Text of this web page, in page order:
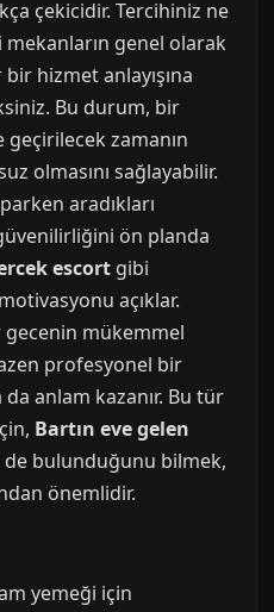
çekicidir. Tercihiniz ne
genel olarak
hizmet anlayışına
Bu durum, bir
geçirilecek zamanın
olmasını sağlayabilir.
aradıkları
ön planda
escort gibi
açıklar.
mükemmel
profesyonel bir
da anlam kazanır. Bu tür
Bartın eve gelen
bulunduğunu bilmek,
önemlidir.
yemeği için